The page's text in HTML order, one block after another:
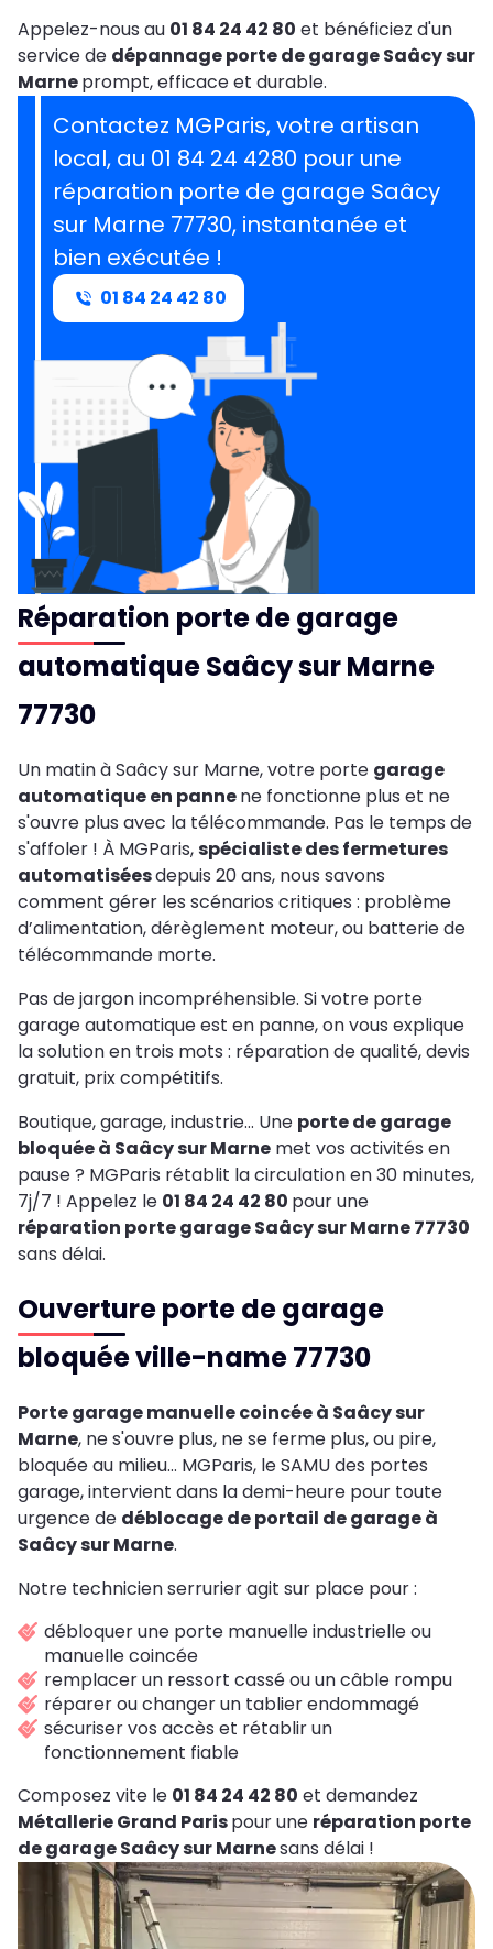
Appelez-nous au 01 84 24 42 80 et bénéficiez d'un
service de dépannage porte de garage Saâcy sur
Marneprompt, efficace et durable.
Contactez MGParis, votre artisan
local, au 01 84 24 4280 pour une
réparation porte de garage Saâcy
sur Marne 77730, instantanée et
bien exécutée !
01 84 24 42 80
Réparation porte de garage
automatique Saâcy sur Marne
77730
Un matin à Saâcy sur Marne, votre porte garage
automatique en pannene fonctionne plus et ne
s'ouvre plus avec la télécommande. Pas le temps de
s'affoler ! À MGParis,spécialiste des fermetures
automatiséesdepuis 20 ans, nous savons
comment gérer les scénarios critiques : problème
d’alimentation, dérèglement moteur, ou batterie de
télécommande morte.
Pas de jargon incompréhensible. Si votre porte
garage automatique est en panne, on vous explique
la solution en trois mots : réparation de qualité, devis
gratuit, prix compétitifs.
Boutique, garage, industrie… Une porte de garage
bloquée à Saâcy sur Marne met vos activités en
pause ? MGParis rétablit la circulation en 30 minutes,
7j/7 ! Appelez le 01 84 24 42 80 pour une
réparation porte garage Saâcy sur Marne 77730
sans délai.
Ouverture porte de garage
bloquée ville-name 77730
Porte garage manuelle coincée à Saâcy sur
Marne, ne s'ouvre plus, ne se ferme plus, ou pire,
bloquée au milieu... MGParis, le SAMU des portes
garage, intervient dans la demi-heure pour toute
urgence de déblocage de portail de garage à
Saâcy sur Marne.
Notre technicien serrurier agit sur place pour :
débloquer une porte manuelle industrielle ou
manuelle coincée
remplacer un ressort cassé ou un câble rompu
réparer ou changer un tablier endommagé
sécuriser vos accès et rétablir un
fonctionnement fiable
Composez vite le 01 84 24 42 80 et demandez
Métallerie Grand Parispour une réparation porte
de garage Saâcy sur Marnesans délai !